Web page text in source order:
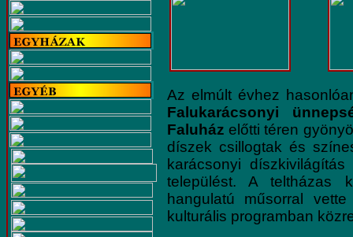
Az elmúlt évhez
Falukarácsonyi
Faluház előtti téren
díszek csillogtak és
karácsonyi
települést. A teltházas
hangulatú műsorral
kulturális programban